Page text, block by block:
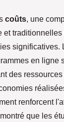
coûts, une
et traditionnelles
significatives.
en ligne
des
renforcent
que les